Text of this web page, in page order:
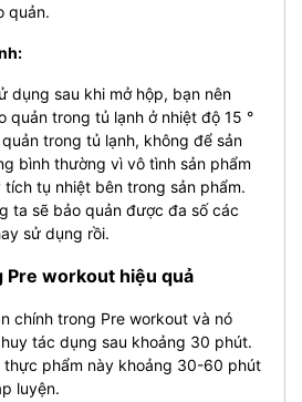
quản.
dụng sau khi mở hộp, bạn nên
quản trong tủ lạnh ở nhiệt độ 15 °
trong tủ lạnh, không để sản
bình thường vì vô tình sản phẩm
tụ nhiệt bên trong sản phẩm.
ta sẽ bảo quản được đa số các
sử dụng rồi.
Pre workout hiệu quả
chính trong Pre workout và nó
tác dụng sau khoảng 30 phút.
thực phẩm này khoảng 30-60 phút
luyện.